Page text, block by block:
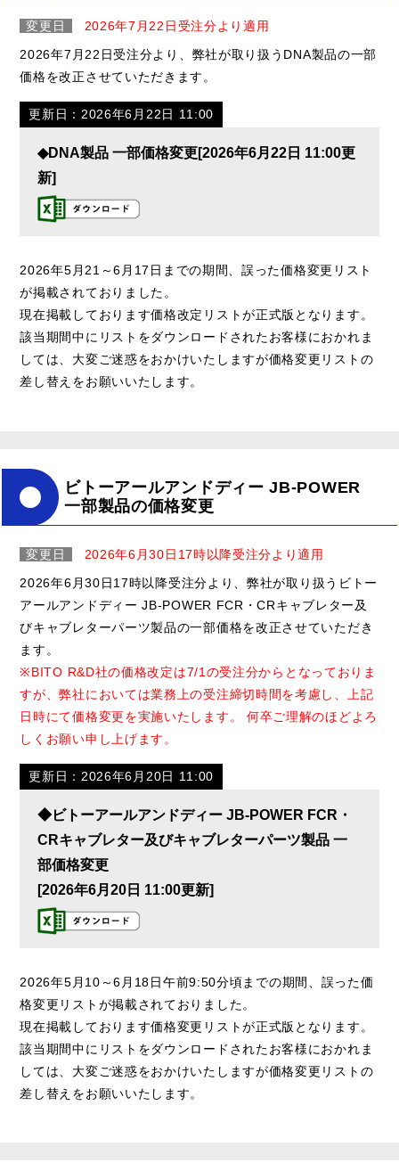
変更日
2026年7月22日受注分より適用
2026年7月22日受注分より、弊社が取り扱うDNA製品の一部
価格を改正させていただきます。
更新日：2026年6月22日 11:00
◆DNA製品 一部価格変更[2026年6月22日 11:00更
新]
2026年5月21～6月17日までの期間、誤った価格変更リスト
が掲載されておりました。
現在掲載しております価格改定リストが正式版となります。
該当期間中にリストをダウンロードされたお客様におかれま
しては、大変ご迷惑をおかけいたしますが価格変更リストの
差し替えをお願いいたします。
ビトーアールアンドディー JB-POWER
一部製品の価格変更
変更日
2026年6月30日17時以降受注分より適用
2026年6月30日17時以降受注分より、弊社が取り扱うビトー
アールアンドディー JB-POWER FCR・CRキャブレター及
びキャブレターパーツ製品の一部価格を改正させていただき
ます。
※BITO R&D社の価格改定は7/1の受注分からとなっておりま
すが、弊社においては業務上の受注締切時間を考慮し、上記
日時にて価格変更を実施いたします。 何卒ご理解のほどよろ
しくお願い申し上げます。
更新日：2026年6月20日 11:00
◆ビトーアールアンドディー JB-POWER FCR・
CRキャブレター及びキャブレターパーツ製品 一
部価格変更
[2026年6月20日 11:00更新]
2026年5月10～6月18日午前9:50分頃までの期間、誤った価
格変更リストが掲載されておりました。
現在掲載しております価格変更リストが正式版となります。
該当期間中にリストをダウンロードされたお客様におかれま
しては、大変ご迷惑をおかけいたしますが価格変更リストの
差し替えをお願いいたします。